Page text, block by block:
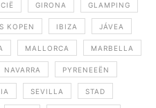
GIRONA GLAMPING
KOPEN IBIZA JÁVEA
MALLORCA MARBELLA
NAVARRA PYRENEEËN
SEVILLA STAD